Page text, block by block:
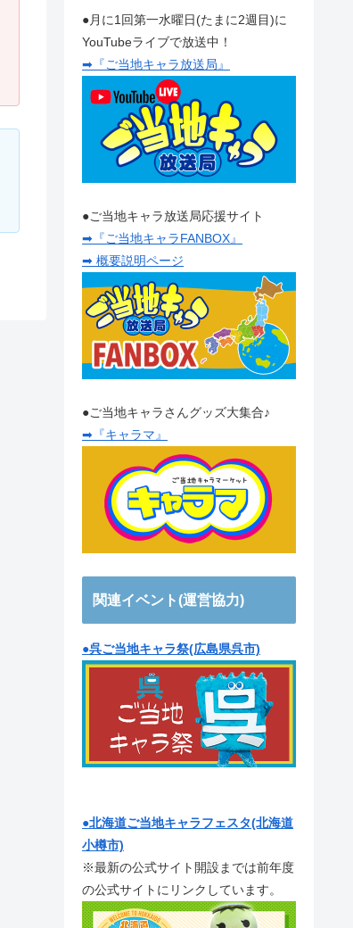
●月に1回第一水曜日(たまに2週目)に
YouTubeライブで放送中！
➡『ご当地キャラ放送局』
●ご当地キャラ放送局応援サイト
➡『ご当地キャラFANBOX』
➡ 概要説明ページ
●ご当地キャラさんグッズ大集合♪
➡『キャラマ』
関連イベント(運営協力)
●呉ご当地キャラ祭(広島県呉市)
●北海道ご当地キャラフェスタ(北海道
小樽市)
※最新の公式サイト開設までは前年度
の公式サイトにリンクしています。